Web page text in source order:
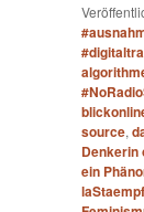
source,
Denkerin
ein